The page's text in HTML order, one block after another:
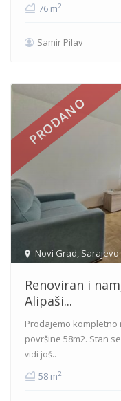
76 m2
Samir Pilav
Novi Grad, Sarajevo
PRODANO
Renoviran i
Alipaši...
Prodajemo
površine 58m2. Stan
vidi još..
58 m2